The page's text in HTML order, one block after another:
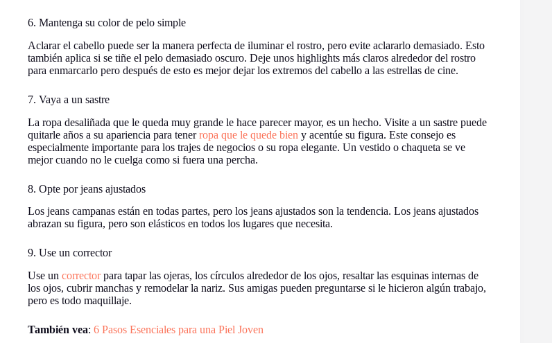
6. Mantenga su color de pelo simple
Aclarar el cabello puede ser la manera perfecta de iluminar el rostro, pero evite aclararlo demasiado. Esto
también aplica si se tiñe el pelo demasiado oscuro. Deje unos highlights más claros alrededor del rostro
para enmarcarlo pero después de esto es mejor dejar los extremos del cabello a las estrellas de cine.
7. Vaya a un sastre
La ropa desaliñada que le queda muy grande le hace parecer mayor, es un hecho. Visite a un sastre puede
quitarle años a su apariencia para tenerropa que le quede bien y acentúe su figura. Este consejo es
especialmente importante para los trajes de negocios o su ropa elegante. Un vestido o chaqueta se ve
mejor cuando no le cuelga como si fuera una percha.
8. Opte por jeans ajustados
Los jeans campanas están en todas partes, pero los jeans ajustados son la tendencia. Los jeans ajustados
abrazan su figura, pero son elásticos en todos los lugares que necesita.
9. Use un corrector
Use un correctorpara tapar las ojeras, los círculos alrededor de los ojos, resaltar las esquinas internas de
los ojos, cubrir manchas y remodelar la nariz. Sus amigas pueden preguntarse si le hicieron algún trabajo,
pero es todo maquillaje.
También vea: 6 Pasos Esenciales para una Piel Joven